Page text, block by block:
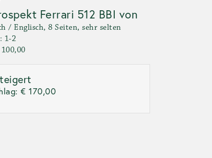
Ferrari 512 BBI von
/ Englisch, 8 Seiten, sehr selten
1-2
€ 170,00